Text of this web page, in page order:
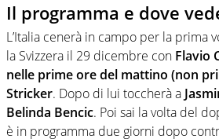
Il programma e dove
L’Italia cenerà in campo per la prima
la Svizzera il 29 dicembre con Flavio
nelle prime ore del mattino (non
Stricker. Dopo di lui toccherà a
Belinda Bencic. Poi sai la volta del
è in programma due giorni dopo